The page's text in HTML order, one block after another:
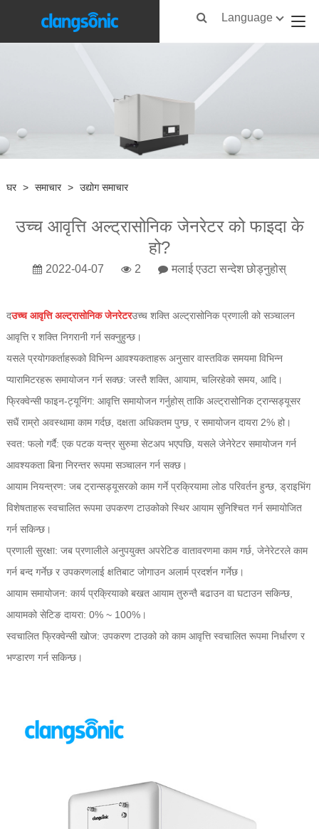
Language
घर > समाचार > उद्योग समाचार
उच्च आवृत्ति अल्ट्रासोनिक जेनरेटर को फाइदा के
हो?
2022-04-07 2 मलाई एउटा सन्देश छोड्नुहोस्
दउच्च आवृत्ति अल्ट्रासोनिक जेनरेटरउच्च शक्ति अल्ट्रासोनिक प्रणाली को सञ्चालन
आवृत्ति र शक्ति निगरानी गर्न सक्नुहुन्छ।
यसले प्रयोगकर्ताहरूको विभिन्न आवश्यकताहरू अनुसार वास्तविक समयमा विभिन्न
प्यारामिटरहरू समायोजन गर्न सक्छ: जस्तै शक्ति, आयाम, चलिरहेको समय, आदि।
फ्रिक्वेन्सी फाइन-ट्यूनिंग: आवृत्ति समायोजन गर्नुहोस् ताकि अल्ट्रासोनिक ट्रान्सड्यूसर
सधैं राम्रो अवस्थामा काम गर्दछ, दक्षता अधिकतम पुग्छ, र समायोजन दायरा 2% हो।
स्वत: फलो गर्दै: एक पटक यन्त्र सुरुमा सेटअप भएपछि, यसले जेनेरेटर समायोजन गर्न
आवश्यकता बिना निरन्तर रूपमा सञ्चालन गर्न सक्छ।
आयाम नियन्त्रण: जब ट्रान्सड्यूसरको काम गर्ने प्रक्रियामा लोड परिवर्तन हुन्छ, ड्राइभिंग
विशेषताहरू स्वचालित रूपमा उपकरण टाउकोको स्थिर आयाम सुनिश्चित गर्न समायोजित
गर्न सकिन्छ।
प्रणाली सुरक्षा: जब प्रणालीले अनुपयुक्त अपरेटिङ वातावरणमा काम गर्छ, जेनेरेटरले काम
गर्न बन्द गर्नेछ र उपकरणलाई क्षतिबाट जोगाउन अलार्म प्रदर्शन गर्नेछ।
आयाम समायोजन: कार्य प्रक्रियाको बखत आयाम तुरुन्तै बढाउन वा घटाउन सकिन्छ,
आयामको सेटिङ दायरा: 0% ~ 100%।
स्वचालित फ्रिक्वेन्सी खोज: उपकरण टाउको को काम आवृत्ति स्वचालित रूपमा निर्धारण र
भण्डारण गर्न सकिन्छ।